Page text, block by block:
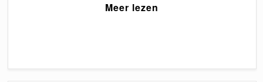
Meer lezen